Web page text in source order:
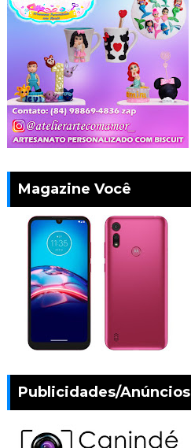
Magazine Você
Publicidades/Anúncios